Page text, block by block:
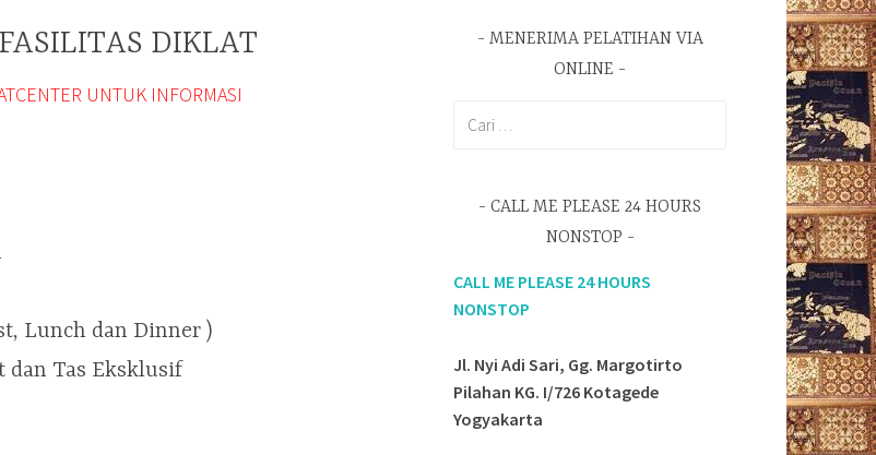
DIKLAT
UNTUK INFORMASI
Lunch dan Dinner )
dan Tas Eksklusif
MENERIMA PELATIHAN VIA
ONLINE
CALL ME PLEASE 24 HOURS
NONSTOP
CALL ME PLEASE 24 HOURS
NONSTOP
Jl. Nyi Adi Sari, Gg. Margotirto
Pilahan KG. I/726 Kotagede
Yogyakarta